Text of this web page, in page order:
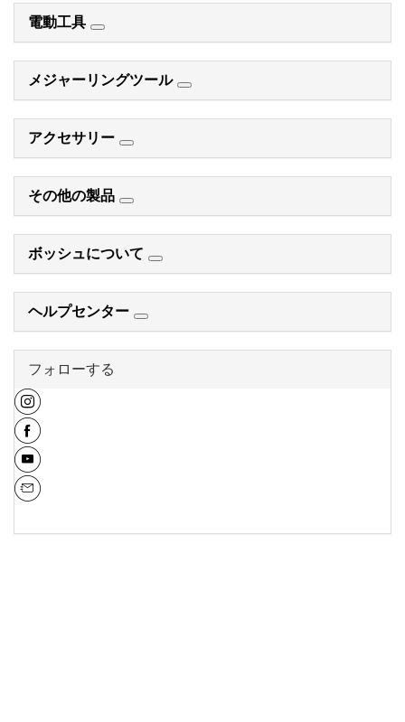
電動工具
メジャーリングツール
アクセサリー
その他の製品
ボッシュについて
ヘルプセンター
フォローする